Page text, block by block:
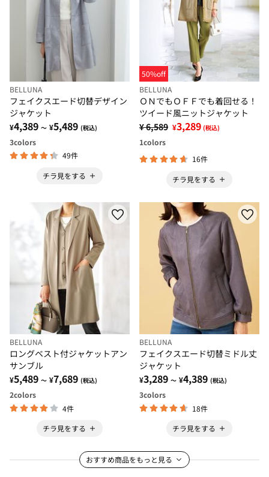
BELLUNA
フェイクスエード切替デザイン
ジャケット
¥4,389 ～ ¥5,489 (税込)
3colors
49件
チラ見をする
50%off
BELLUNA
ＯＮでもＯＦＦでも着回せる！
ツイード風ニットジャケット
¥ 6,589 ¥3,289 (税込)
1colors
16件
チラ見をする
BELLUNA
ロングベスト付ジャケットアン
サンブル
¥5,489 ～ ¥7,689 (税込)
2colors
4件
チラ見をする
BELLUNA
フェイクスエード切替ミドル丈
ジャケット
¥3,289 ～ ¥4,389 (税込)
3colors
18件
チラ見をする
おすすめ商品をもっと見る